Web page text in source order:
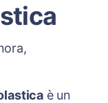
è un